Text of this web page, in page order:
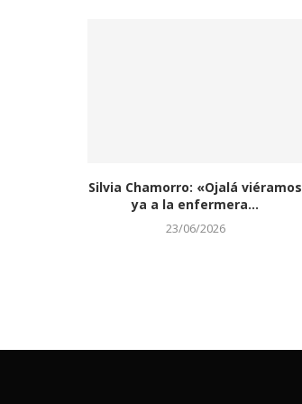
Silvia Chamorro: «Ojalá viéramos
ya a la enfermera...
23/06/2026